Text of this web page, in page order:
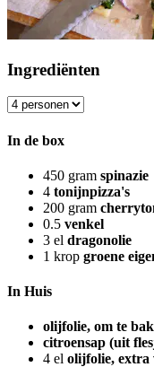
Ingrediënten
In de box
450 gram spinazie
4 tonijnpizza's
200 gram
0.5 venkel
3 el dragonolie
1 krop groene
In Huis
olijfolie, om te
citroensap (uit
4 el olijfolie, extra